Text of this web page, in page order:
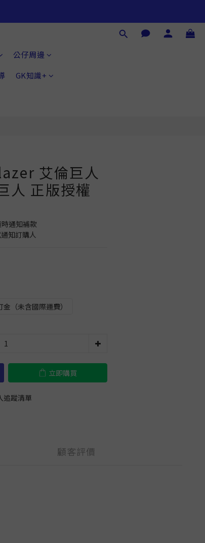
公仔周邊
GK知識+
艾倫巨人
人 正版授權
通知補款
知訂購人
金（未含國際運費）
立即購買
追蹤清單
顧客評價
立即購買